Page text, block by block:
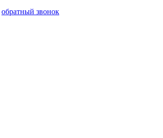
обратный звонок